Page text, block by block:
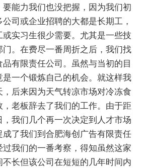
能力我们也没把握，因为我们初
司或企业招聘的大都是长期工，
实习生很少需要。尤其是一些技
。在费尽一番周折之后，我们找
有限责任公司。虽然与当初的目
一个锻炼自己的机会。就这样我
后来因为天气转凉市场对冷冻食
老板辞去了我们的工作。由于距
我们几个再一次决定到人才市场
了我们到合肥海创广告有限责任
我们的一番考察，得知虽然这家
长但该公司在短短的几年时间内